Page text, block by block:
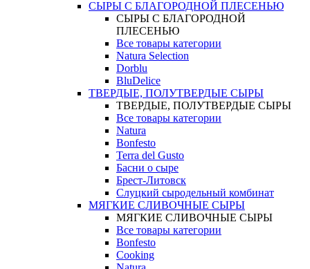
СЫРЫ С БЛАГОРОДНОЙ ПЛЕСЕНЬЮ
СЫРЫ С БЛАГОРОДНОЙ
ПЛЕСЕНЬЮ
Все товары категории
Natura Selection
Dorblu
BluDelice
ТВЕРДЫЕ, ПОЛУТВЕРДЫЕ СЫРЫ
ТВЕРДЫЕ, ПОЛУТВЕРДЫЕ СЫРЫ
Все товары категории
Natura
Bonfesto
Terra del Gusto
Басни о сыре
Брест-Литовск
Слуцкий сыродельный комбинат
МЯГКИЕ СЛИВОЧНЫЕ СЫРЫ
МЯГКИЕ СЛИВОЧНЫЕ СЫРЫ
Все товары категории
Bonfesto
Cooking